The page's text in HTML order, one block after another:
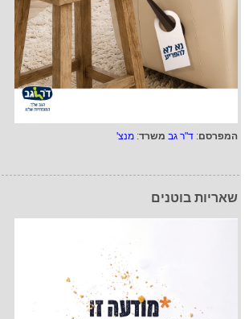
המפרסם: ד"ר גב משרד: מנצ'
שאריות בוטנים